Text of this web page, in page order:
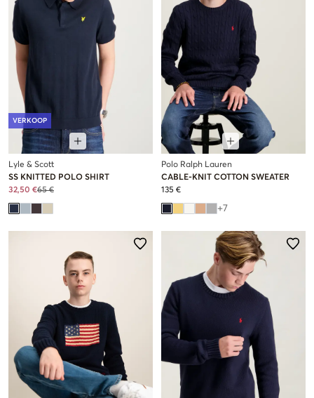
VERKOOP
Lyle & Scott
SS KNITTED POLO SHIRT
32,50 €65 €
Polo Ralph Lauren
CABLE-KNIT COTTON SWEATER
135 €
+7